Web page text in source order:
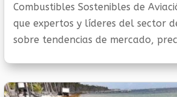
Combustibles Sostenibles de
que expertos y líderes del sector
sobre tendencias de mercado,
sector, informaron...